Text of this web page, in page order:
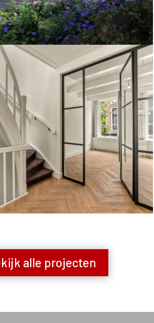
alle projecten